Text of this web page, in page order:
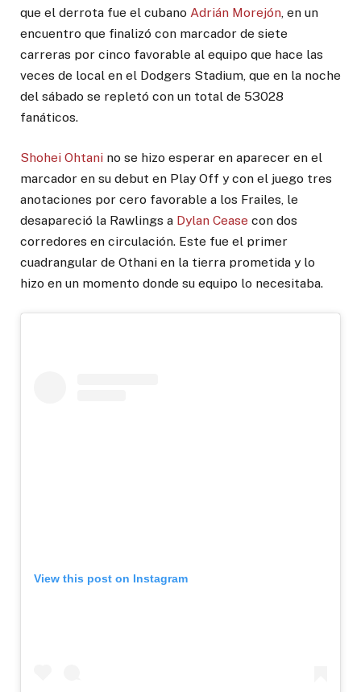
que el derrota fue el cubano Adrián Morejón , en un
encuentro que finalizó con marcador de siete
carreras por cinco favorable al equipo que hace las
veces de local en el Dodgers Stadium, que en la noche
del sábado se repletó con un total de 53028
fanáticos.
Shohei Ohtani no se hizo esperar en aparecer en el
marcador en su debut en Play Off y con el juego tres
anotaciones por cero favorable a los Frailes, le
desapareció la Rawlings a Dylan Cease con dos
corredores en circulación. Este fue el primer
cuadrangular de Othani en la tierra prometida y lo
hizo en un momento donde su equipo lo necesitaba.
View this post on Instagram